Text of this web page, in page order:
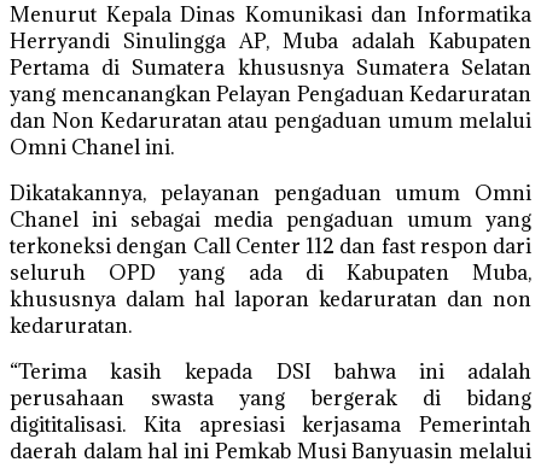
Menurut Kepala Dinas Komunikasi dan Informatika
Herryandi Sinulingga AP, Muba adalah Kabupaten
Pertama di Sumatera khususnya Sumatera Selatan
yang mencanangkan Pelayan Pengaduan Kedaruratan
dan Non Kedaruratan atau pengaduan umum melalui
Omni Chanel ini.
Dikatakannya, pelayanan pengaduan umum Omni
Chanel ini sebagai media pengaduan umum yang
terkoneksi dengan Call Center 112 dan fast respon dari
seluruh OPD yang ada di Kabupaten Muba,
khususnya dalam hal laporan kedaruratan dan non
kedaruratan.
“Terima kasih kepada DSI bahwa ini adalah
perusahaan swasta yang bergerak di bidang
digititalisasi. Kita apresiasi kerjasama Pemerintah
daerah dalam hal ini Pemkab Musi Banyuasin melalui